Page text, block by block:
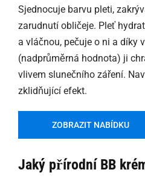
Sjednocuje barvu pleti,
zarudnutí obličeje. Pleť
a vláčnou, pečuje o ni a díky
(nadprůměrná hodnota) ji
vlivem slunečního záření.
zklidňující efekt.
ZOBRAZIT NABÍDKU
Jaký přírodní BB